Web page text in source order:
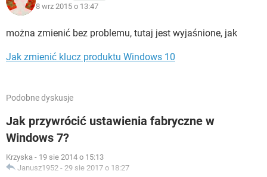
8 wrz 2015 o 13:47
można zmienić bez problemu, tutaj jest wyjaśnione, jak
Jak zmienić klucz produktu Windows 10
Podobne dyskusje
Jak przywrócić ustawienia fabryczne w
Windows 7?
Krzyska - 19 sie 2014 o 15:13
Janusz1952 - 29 sie 2017 o 18:27